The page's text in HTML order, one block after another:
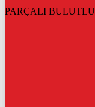
PARÇALI BULUTLU